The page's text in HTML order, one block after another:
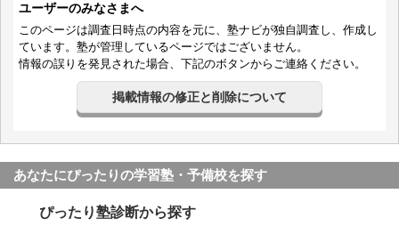
ユーザーのみなさまへ
このページは調査日時点の内容を元に、塾ナビが独自調査し、作成し
ています。塾が管理しているページではございません。
情報の誤りを発見された場合、下記のボタンからご連絡ください。
掲載情報の修正と削除について
あなたにぴったりの学習塾・予備校を探す
ぴったり塾診断から探す